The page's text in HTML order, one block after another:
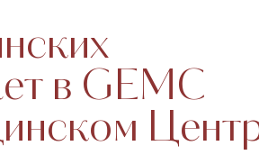
в GEMC